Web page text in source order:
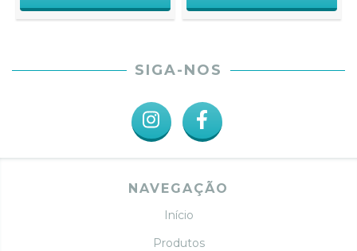
SIGA-NOS
NAVEGAÇÃO
Início
Produtos